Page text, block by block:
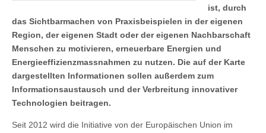
ist, durch
das Sichtbarmachen von Praxisbeispielen in der eigenen
Region, der eigenen Stadt oder der eigenen Nachbarschaft
Menschen zu motivieren, erneuerbare Energien und
Energieeffizienzmassnahmen zu nutzen. Die auf der Karte
dargestellten Informationen sollen außerdem zum
Informationsaustausch und der Verbreitung innovativer
Technologien beitragen.
Seit 2012 wird die Initiative von der Europäischen Union im